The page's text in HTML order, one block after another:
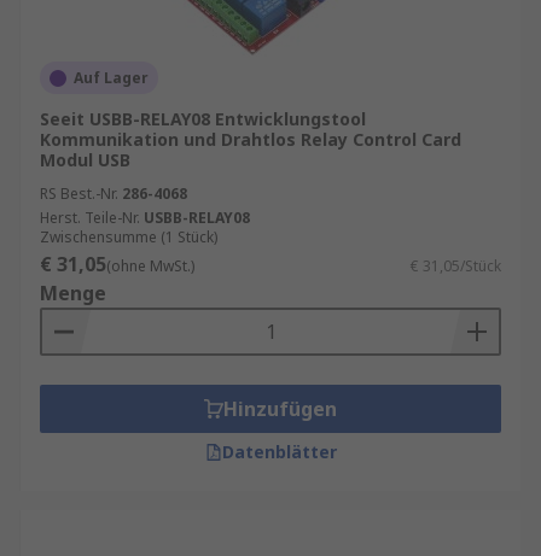
Auf Lager
Seeit USBB-RELAY08 Entwicklungstool
Kommunikation und Drahtlos Relay Control Card
Modul USB
RS Best.-Nr. 286-4068
Herst. Teile-Nr. USBB-RELAY08
Zwischensumme (1 Stück)
€ 31,05(ohne MwSt.) € 31,05/Stück
Menge
Hinzufügen
Datenblätter